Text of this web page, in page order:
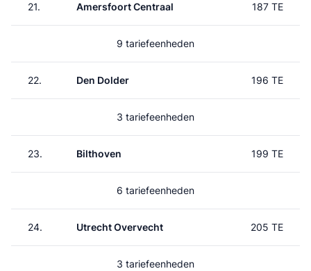
21. Amersfoort Centraal 187 TE
9 tariefeenheden
22. Den Dolder 196 TE
3 tariefeenheden
23. Bilthoven 199 TE
6 tariefeenheden
24. Utrecht Overvecht 205 TE
3 tariefeenheden